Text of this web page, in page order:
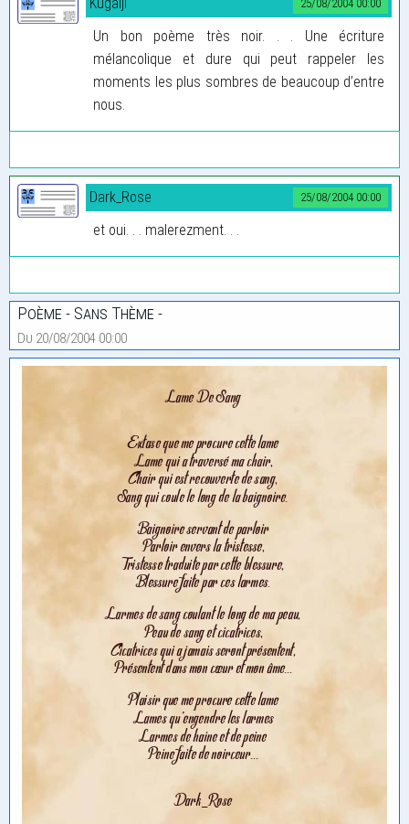
25/08/2004 00:00
Un bon poème très noir. . . Une écriture
mélancolique et dure qui peut rappeler les
moments les plus sombres de beaucoup d’entre
nous.
25/08/2004 00:00
Dark_Rose
et oui. . . malerezment. . .
Poème - Sans Thème -
Du 20/08/2004 00:00